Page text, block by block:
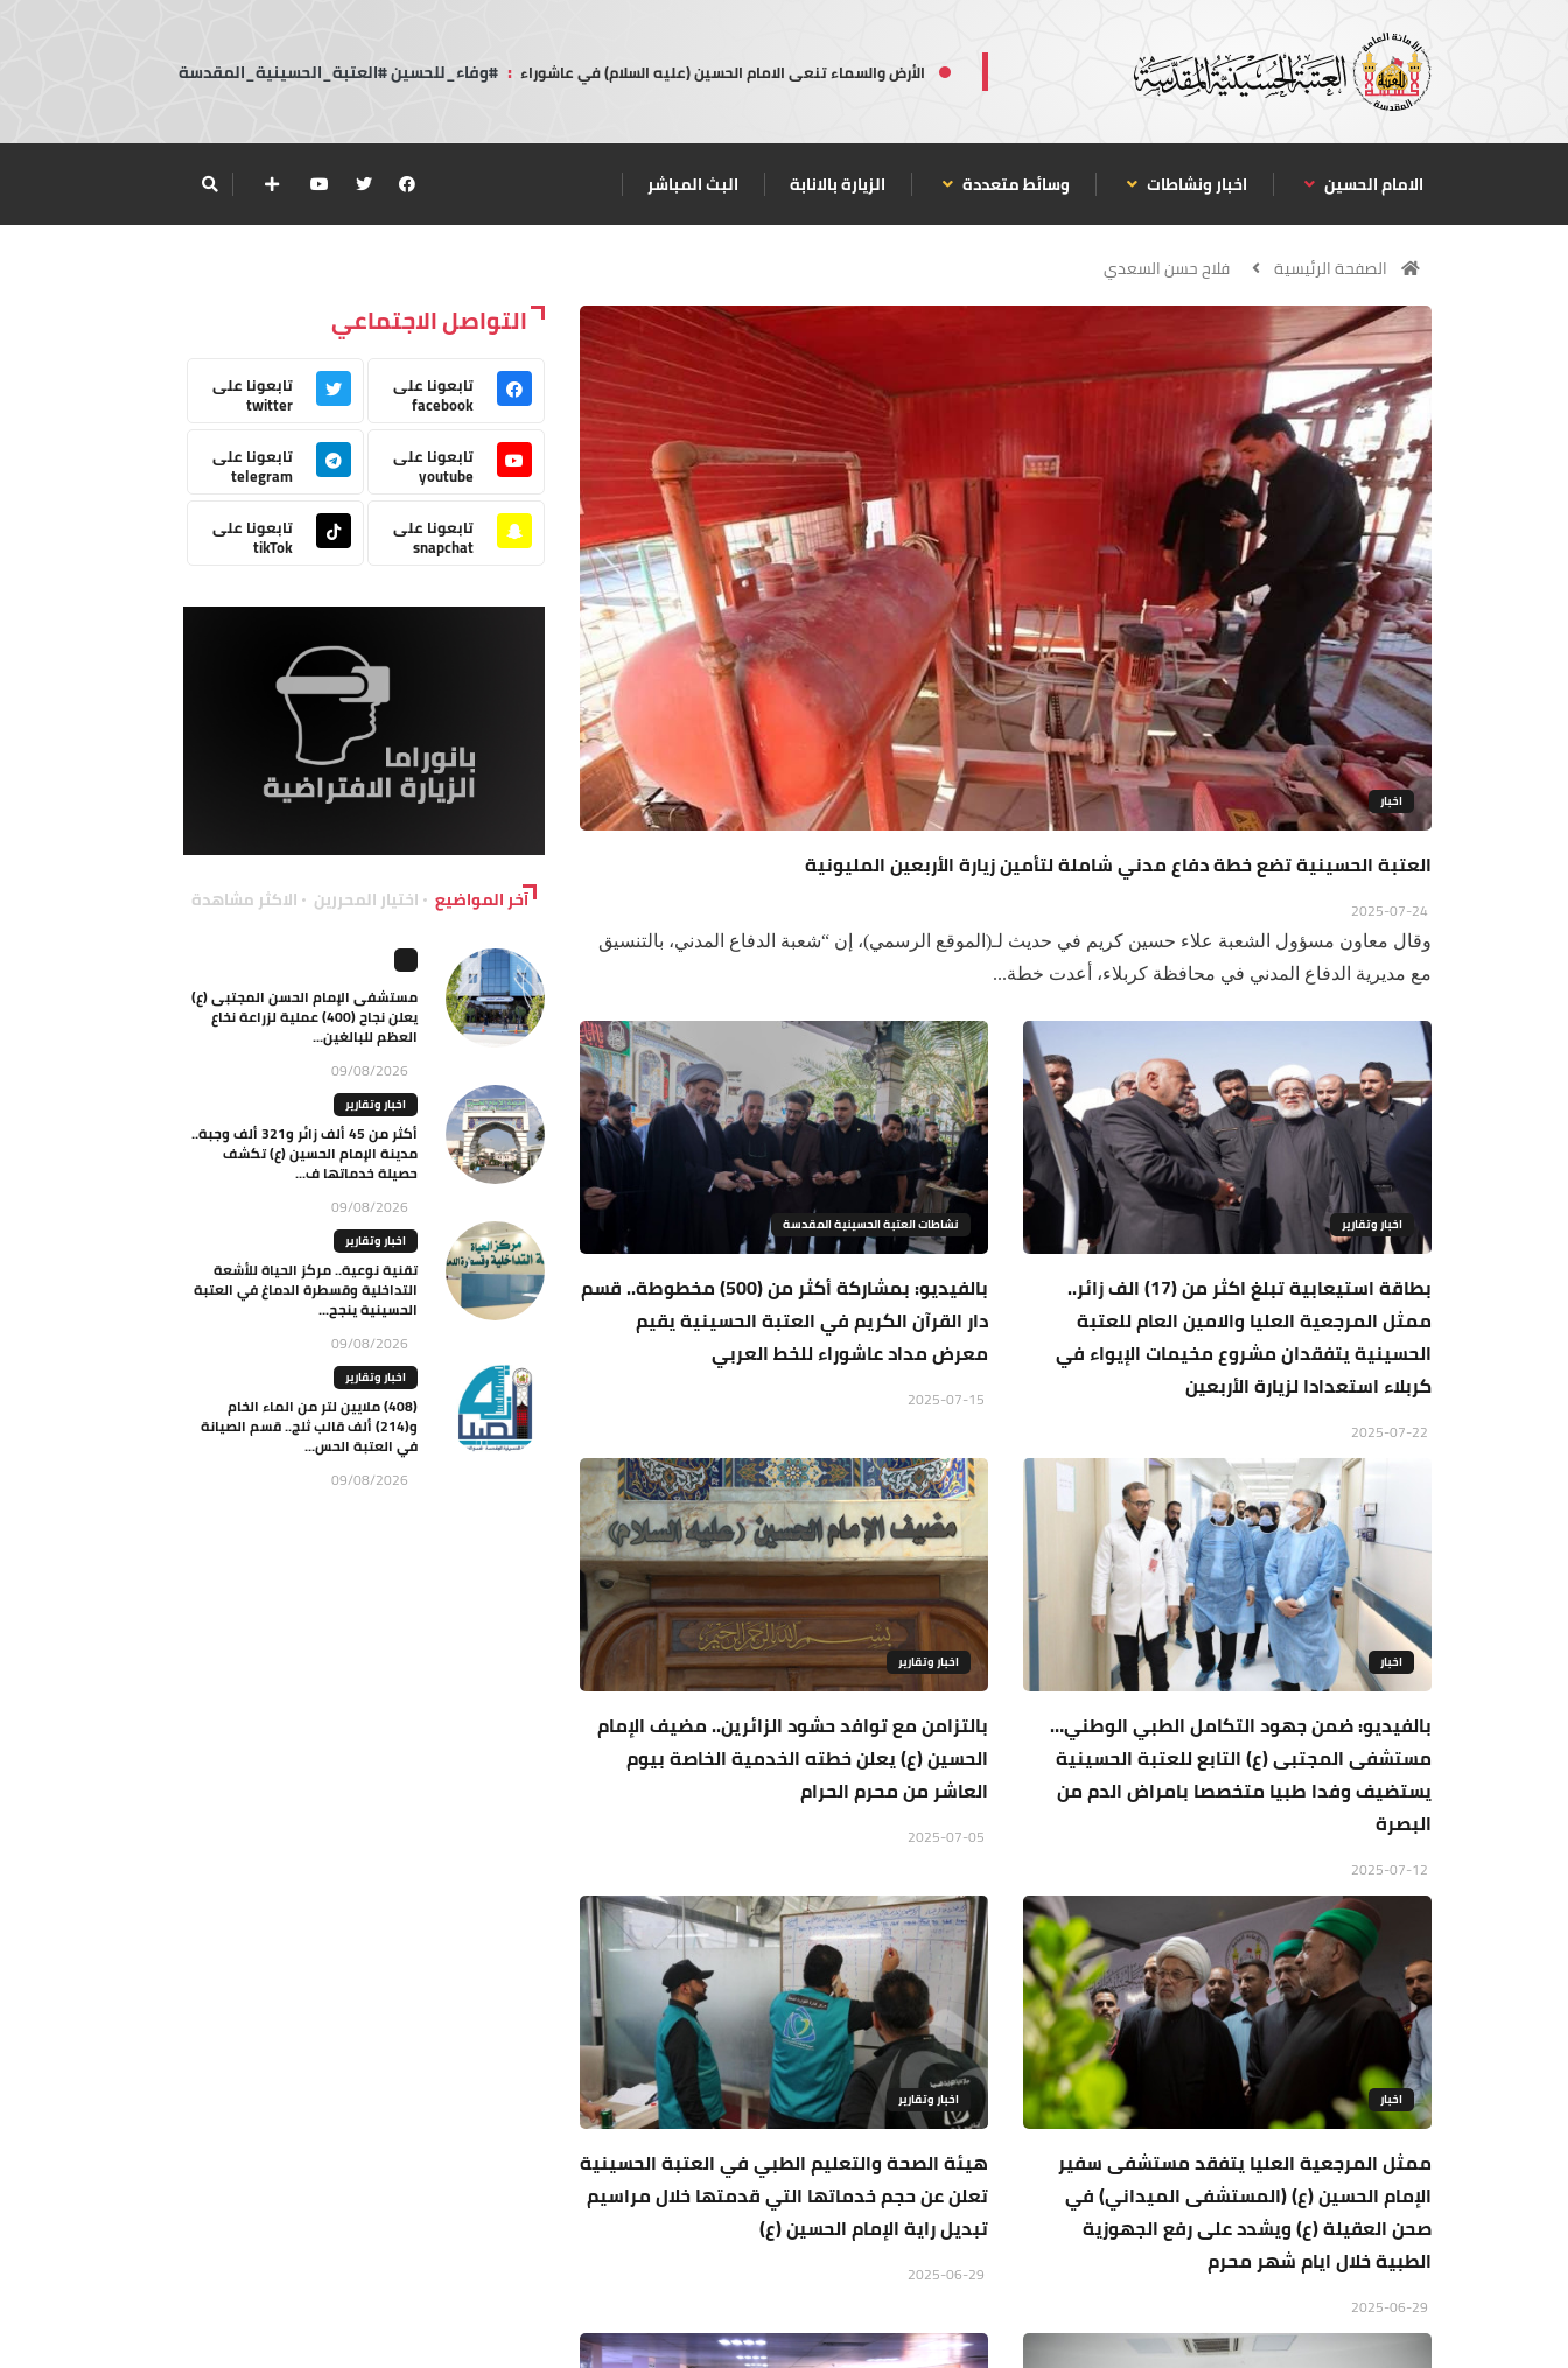
الأرض والسماء تنعى الامام الحسين (عليه السلام) في عاشوراء : #وفاء_للحسين #العتبة_الحسينية_المقدسة
الامام الحسين اخبار ونشاطات وسائط متعددة الزيارة بالانابة البث المباشر
الصفحة الرئيسية فلاح حسن السعدي
اخبار
العتبة الحسينية تضع خطة دفاع مدني شاملة لتأمين زيارة الأربعين المليونية
وقال معاون مسؤول الشعبة علاء حسين كريم في حديث لـ(الموقع الرسمي)، إن “شعبة الدفاع المدني، بالتنسيق
مع مديرية الدفاع المدني في محافظة كربلاء، أعدت خطة...
اخبار وتقارير
بطاقة استيعابية تبلغ اكثر من (17) الف زائر..
ممثل المرجعية العليا والامين العام للعتبة
الحسينية يتفقدان مشروع مخيمات الإيواء في
كربلاء استعدادا لزيارة الأربعين
نشاطات العتبة الحسينية المقدسة
بالفيديو: بمشاركة أكثر من (500) مخطوطة.. قسم
دار القرآن الكريم في العتبة الحسينية يقيم
معرض مداد عاشوراء للخط العربي
اخبار
بالفيديو: ضمن جهود التكامل الطبي الوطني…
مستشفى المجتبى (ع) التابع للعتبة الحسينية
يستضيف وفدا طبيا متخصصا بامراض الدم من
البصرة
اخبار وتقارير
بالتزامن مع توافد حشود الزائرين.. مضيف الإمام
الحسين (ع) يعلن خطته الخدمية الخاصة بيوم
العاشر من محرم الحرام
اخبار
ممثل المرجعية العليا يتفقد مستشفى سفير
الإمام الحسين (ع) (المستشفى الميداني) في
صحن العقيلة (ع) ويشدد على رفع الجهوزية
الطبية خلال ايام شهر محرم
اخبار وتقارير
هيئة الصحة والتعليم الطبي في العتبة الحسينية
تعلن عن حجم خدماتها التي قدمتها خلال مراسيم
تبديل راية الإمام الحسين (ع)
التواصل الاجتماعي
تابعونا على
facebook
تابعونا على
twitter
تابعونا على
youtube
تابعونا على
telegram
تابعونا على
snapchat
تابعونا على
tikTok
آخر المواضيع اختيار المحررين الاكثر مشاهدة
مستشفى الإمام الحسن المجتبى (ع)
يعلن نجاح (400) عملية لزراعة نخاع
العظم للبالغين...
09/08/2026
اخبار وتقارير
أكثر من 45 ألف زائر و321 ألف وجبة..
مدينة الإمام الحسين (ع) تكشف
حصيلة خدماتها ف...
09/08/2026
اخبار وتقارير
تقنية نوعية.. مركز الحياة للأشعة
التداخلية وقسطرة الدماغ في العتبة
الحسينية ينجح...
09/08/2026
اخبار وتقارير
(408) ملايين لتر من الماء الخام
و(214) ألف قالب ثلج.. قسم الصيانة
في العتبة الحس...
09/08/2026